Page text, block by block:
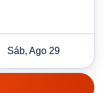
Sáb, Ago 29